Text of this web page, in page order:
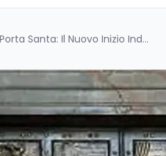
Chiusura della Porta Santa: Il Nuovo Inizio Indicato da Papa Leone XIV al Termine del Giubileo 2026